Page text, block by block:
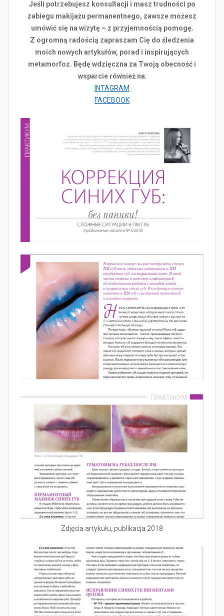
Jeśli potrzebujesz konsultacji i masz trudności po
zabiegu makijażu permanentnego, zawsze możesz
umówić się na wizytę – z przyjemnością pomogę.
Z ogromną radością zapraszam Cię do śledzenia
moich nowych artykułów, porad i inspirujących
metamorfoz. Będę wdzięczna za Twoją obecność i
wsparcie również na:
INTAGRAM
FACEBOOK
Zdjęcia artykułu, publikacja 2018